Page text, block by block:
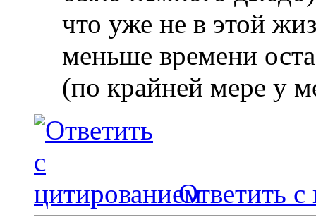
что уже не в этой
меньше времени
(по крайней мере у
Ответить с